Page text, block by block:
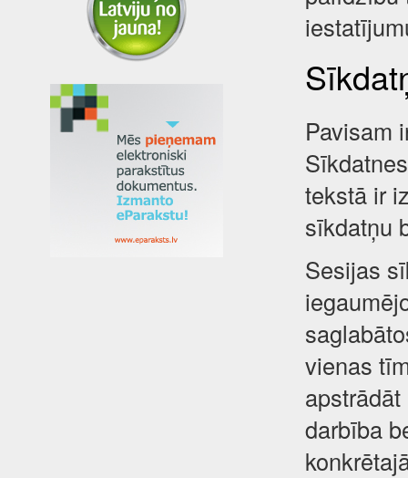
Pavisam
tekstā ir
sīkdatņu
Sesijas
vienas
darbība